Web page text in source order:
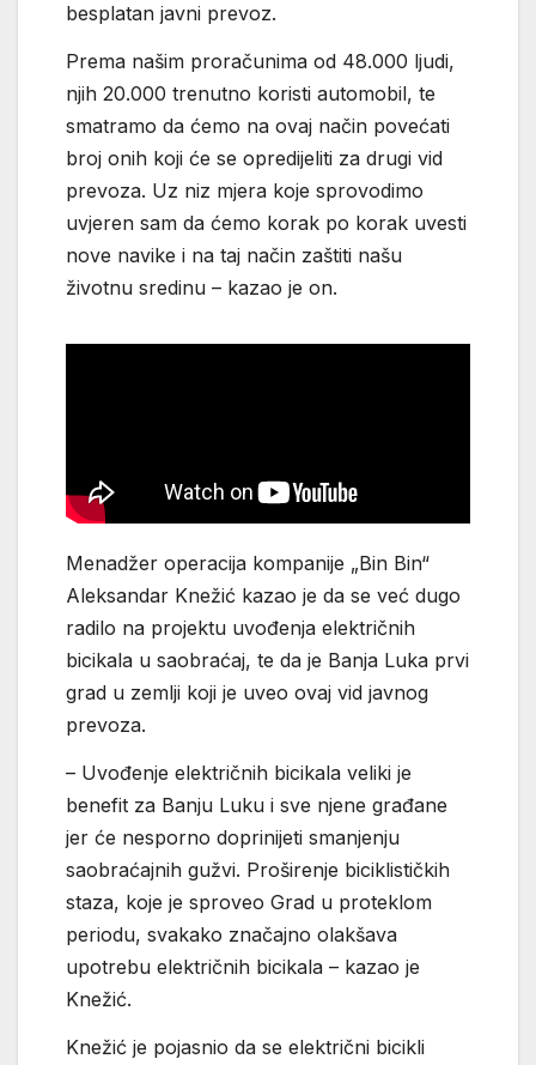
besplatan javni prevoz.
Prema našim proračunima od 48.000 ljudi,
njih 20.000 trenutno koristi automobil, te
smatramo da ćemo na ovaj način povećati
broj onih koji će se opredijeliti za drugi vid
prevoza. Uz niz mjera koje sprovodimo
uvjeren sam da ćemo korak po korak uvesti
nove navike i na taj način zaštiti našu
životnu sredinu – kazao je on.
Menadžer operacija kompanije „Bin Bin“
Aleksandar Knežić kazao je da se već dugo
radilo na projektu uvođenja električnih
bicikala u saobraćaj, te da je Banja Luka prvi
grad u zemlji koji je uveo ovaj vid javnog
prevoza.
– Uvođenje električnih bicikala veliki je
benefit za Banju Luku i sve njene građane
jer će nesporno doprinijeti smanjenju
saobraćajnih gužvi. Proširenje biciklističkih
staza, koje je sproveo Grad u proteklom
periodu, svakako značajno olakšava
upotrebu električnih bicikala – kazao je
Knežić.
Knežić je pojasnio da se električni bicikli